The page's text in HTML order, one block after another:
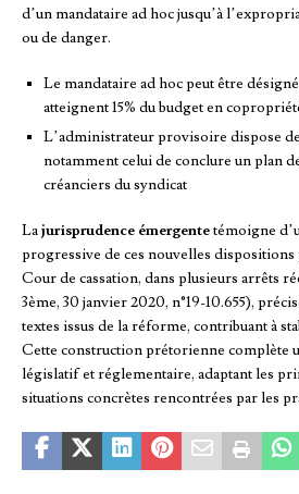
d’un mandataire ad hoc jusqu’à
ou de danger.
Le mandataire ad hoc peut être
atteignent 15% du budget en
L’administrateur provisoire dispose
notamment celui de conclure un plan
créanciers du syndicat
Lajurisprudence émergentetémoigne
progressive de ces nouvelles dispositions
Cour de cassation, dans plusieurs arrêts
3ème, 30 janvier 2020, n°19-10.655),
textes issus de la réforme, contribuant à
Cette construction prétorienne complète
législatif et réglementaire, adaptant les
situations concrètes rencontrées par les